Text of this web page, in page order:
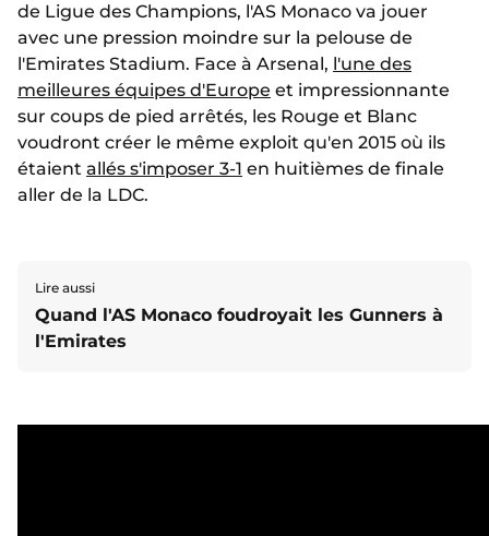
de Ligue des Champions, l'AS Monaco va jouer
avec une pression moindre sur la pelouse de
l'Emirates Stadium. Face à Arsenal, l'une des
meilleures équipes d'Europe et impressionnante
sur coups de pied arrêtés, les Rouge et Blanc
voudront créer le même exploit qu'en 2015 où ils
étaient allés s'imposer 3-1 en huitièmes de finale
aller de la LDC.
Lire aussi
Quand l'AS Monaco foudroyait les Gunners à
l'Emirates